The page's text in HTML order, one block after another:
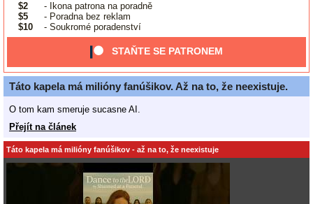
$2
- Ikona patrona na poradně
$5
- Poradna bez reklam
$10
- Soukromé poradenství
STAŇTE SE PATRONEM
Táto kapela má milióny fanúšikov. Až na to, že neexistuje.
O tom kam smeruje sucasne AI.
Přejít na článek
Táto kapela má milióny fanúšikov - až na to, že neexistuje